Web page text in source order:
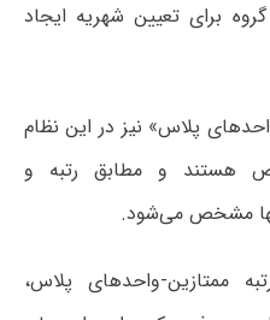
برای تعیین شهریه ایجاد
پلاس» نیز در این نظام
هستند و مطابق رتبه و
مشخص می‌شود.
ممتازین-واحدهای پلاس،